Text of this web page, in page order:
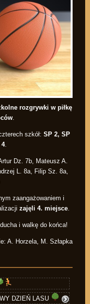
rozgrywki w piłkę
.
szkół: SP 2, SP
.
Dz. 7b, Mateusz A.
L. 8a, Filip Sz. 8a,
zaangażowaniem i
zajęli 4. miejsce.
i walkę do końca!
A. Horzela, M. Szłapka
DZIEŃ LASU